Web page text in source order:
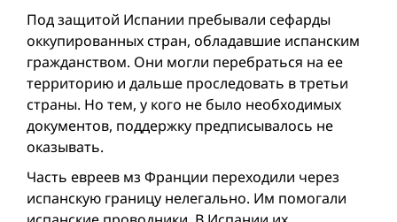
Под защитой Испании пребывали сефарды
оккупированных стран, обладавшие испанским
гражданством. Они могли перебраться на ее
территорию и дальше проследовать в третьи
страны. Но тем, у кого не было необходимых
документов, поддержку предписывалось не
оказывать.
Часть евреев мз Франции переходили через
испанскую границу нелегально. Им помогали